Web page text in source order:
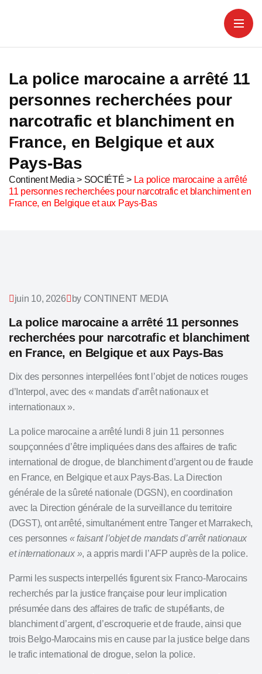
La police marocaine a arrêté 11
personnes recherchées pour
narcotrafic et blanchiment en
France, en Belgique et aux
Pays-Bas
Continent Media > SOCIÉTÉ > La police marocaine a arrêté
11 personnes recherchées pour narcotrafic et blanchiment en
France, en Belgique et aux Pays-Bas
juin 10, 2026 by CONTINENT MEDIA
La police marocaine a arrêté 11 personnes
recherchées pour narcotrafic et blanchiment
en France, en Belgique et aux Pays-Bas
Dix des personnes interpellées font l’objet de notices rouges
d’Interpol, avec des « mandats d’arrêt nationaux et
internationaux ».
La police marocaine a arrêté lundi 8 juin 11 personnes
soupçonnées d’être impliquées dans des affaires de trafic
international de drogue, de blanchiment d’argent ou de fraude
en France, en Belgique et aux Pays-Bas. La Direction
générale de la sûreté nationale (DGSN), en coordination
avec la Direction générale de la surveillance du territoire
(DGST), ont arrêté, simultanément entre Tanger et Marrakech,
ces personnes « faisant l’objet de mandats d’arrêt nationaux
et internationaux », a appris mardi l’AFP auprès de la police.
Parmi les suspects interpellés figurent six Franco-Marocains
recherchés par la justice française pour leur implication
présumée dans des affaires de trafic de stupéfiants, de
blanchiment d’argent, d’escroquerie et de fraude, ainsi que
trois Belgo-Marocains mis en cause par la justice belge dans
le trafic international de drogue, selon la police.